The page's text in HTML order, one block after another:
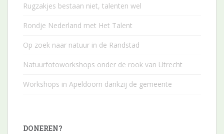
Rugzakjes bestaan niet, talenten wel
Rondje Nederland met Het Talent
Op zoek naar natuur in de Randstad
Natuurfotoworkshops onder de rook van Utrecht
Workshops in Apeldoorn dankzij de gemeente
DONEREN?